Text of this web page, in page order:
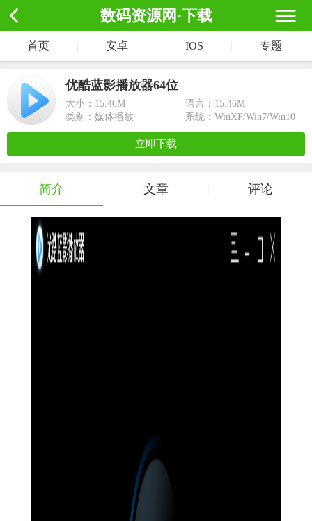
数码资源网·下载
首页 安卓 IOS 专题
优酷蓝影播放器64位
大小： 15.46M
语言：15.46M
类别：媒体播放
系统：WinXP/Win7/Win10
立即下载
简介 文章 评论